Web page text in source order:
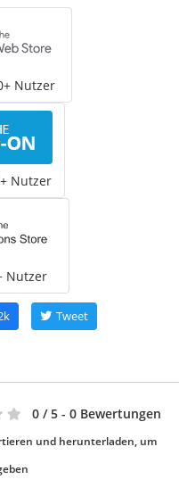
Nutzer
Nutzer
Nutzer
Tweet
0 / 5 - 0 Bewertungen
und herunterladen, um